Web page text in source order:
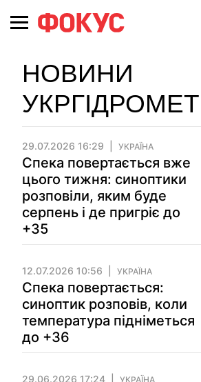
НОВИНИ
29.07.2026 16:29 УКРАЇНА
Спека повертається вже
цього тижня: синоптики
розповіли, яким буде
серпень і де пригріє до
+35
12.07.2026 10:56 УКРАЇНА
Спека повертається:
синоптик розповів, коли
температура підніметься
до +36
29.06.2026 17:24 УКРАЇНА